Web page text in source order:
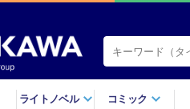
ライトノベル コミック